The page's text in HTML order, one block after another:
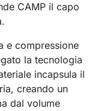
CAMP il capo
e compressione
la tecnologia
incapsula il
creando un
dal volume